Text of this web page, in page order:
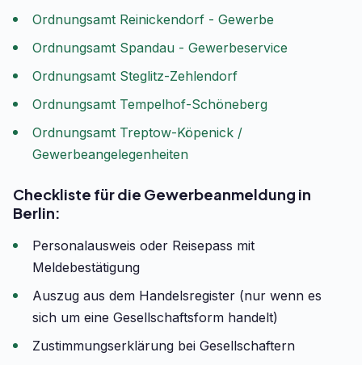
Ordnungsamt Reinickendorf - Gewerbe
Ordnungsamt Spandau - Gewerbeservice
Ordnungsamt Steglitz-Zehlendorf
Ordnungsamt Tempelhof-Schöneberg
Ordnungsamt Treptow-Köpenick /
Gewerbeangelegenheiten
Checkliste für die Gewerbeanmeldung in
Berlin:
Personalausweis oder Reisepass mit
Meldebestätigung
Auszug aus dem Handelsregister (nur wenn es
sich um eine Gesellschaftsform handelt)
Zustimmungserklärung bei Gesellschaftern